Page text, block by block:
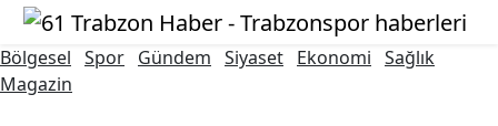
Bölgesel Spor Gündem Siyaset Ekonomi Sağlık
Magazin